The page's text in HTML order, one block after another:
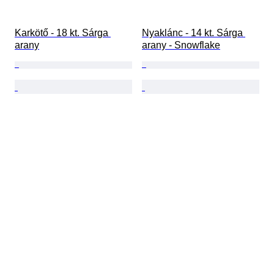
Karkötő - 18 kt. Sárga
arany
Nyaklánc - 14 kt. Sárga
arany - Snowflake